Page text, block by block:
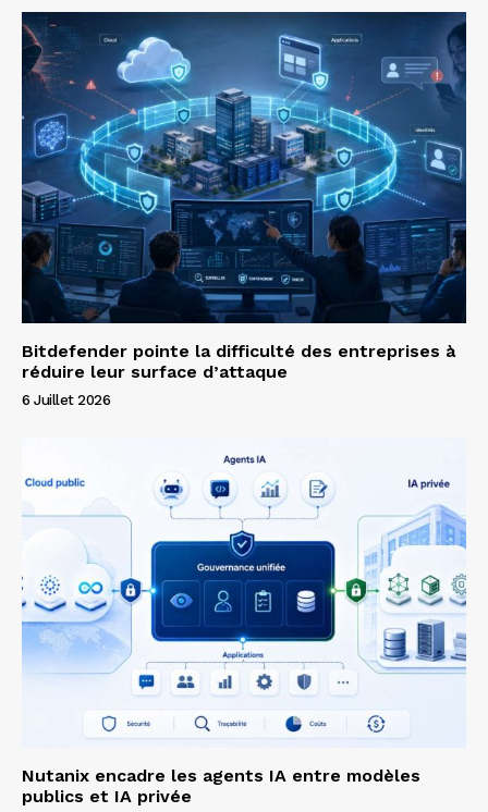
Bitdefender pointe la difficulté des entreprises à
réduire leur surface d’attaque
6 Juillet 2026
Nutanix encadre les agents IA entre modèles
publics et IA privée